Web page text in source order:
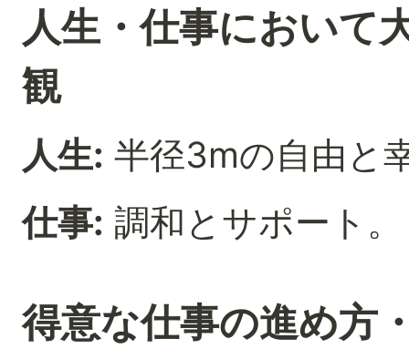
人生・仕事において
観
人生: 半径3mの自由と
仕事: 調和とサポート
得意な仕事の進め方